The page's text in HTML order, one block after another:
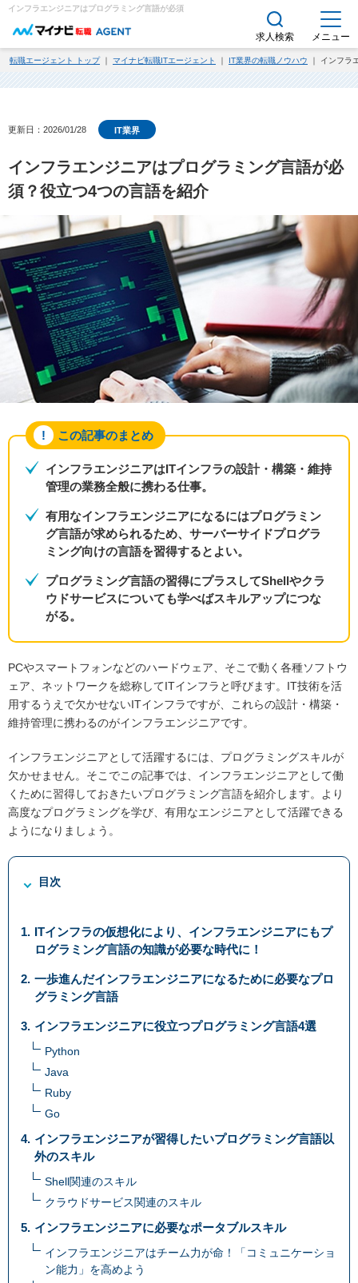
インフラエンジニアはプログラミング言語が必須？役立つ4つの言語を紹介｜求人・転職エージェ
求人検索 メニュー
転職エージェント トップ｜ マイナビ転職ITエージェント ｜ IT業界の転職ノウハウ ｜ インフラ
更新日：2026/01/28 IT業界
インフラエンジニアはプログラミング言語が必
須？役立つ4つの言語を紹介
この記事のまとめ
インフラエンジニアはITインフラの設計・構築・維持
管理の業務全般に携わる仕事。
有用なインフラエンジニアになるにはプログラミン
グ言語が求められるため、サーバーサイドプログラ
ミング向けの言語を習得するとよい。
プログラミング言語の習得にプラスしてShellやクラ
ウドサービスについても学べばスキルアップにつな
がる。
PCやスマートフォンなどのハードウェア、そこで動く各種ソフトウ
ェア、ネットワークを総称してITインフラと呼びます。IT技術を活
用するうえで欠かせないITインフラですが、これらの設計・構築・
維持管理に携わるのがインフラエンジニアです。
インフラエンジニアとして活躍するには、プログラミングスキルが
欠かせません。そこでこの記事では、インフラエンジニアとして働
くために習得しておきたいプログラミング言語を紹介します。より
高度なプログラミングを学び、有用なエンジニアとして活躍できる
ようになりましょう。
目次
ITインフラの仮想化により、インフラエンジニアにもプ
ログラミング言語の知識が必要な時代に！
一歩進んだインフラエンジニアになるために必要なプロ
グラミング言語
インフラエンジニアに役立つプログラミング言語4選
Python
Java
Ruby
Go
インフラエンジニアが習得したいプログラミング言語以
外のスキル
Shell関連のスキル
クラウドサービス関連のスキル
インフラエンジニアに必要なポータブルスキル
インフラエンジニアはチーム力が命！「コミュニケーショ
ン能力」を高めよう